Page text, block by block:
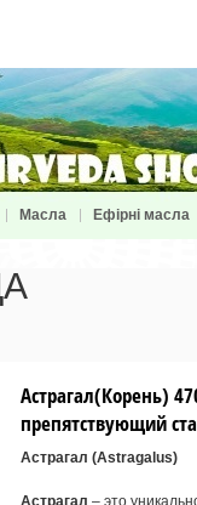
Масла Ефірні масла
Астрагал(Корень)
препятствующий
Астрагал (Astragalus)
Астрагал – это